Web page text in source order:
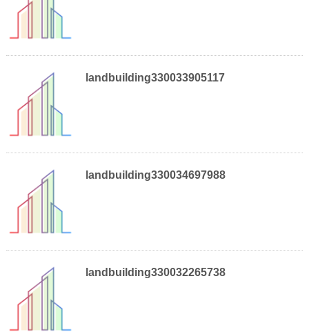
landbuilding330033905117
landbuilding330034697988
landbuilding330032265738